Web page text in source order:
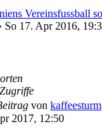
Vereinsfussball
So 17. Apr 2016,
Zugriffe
von kaffeesturm
2017, 12:50